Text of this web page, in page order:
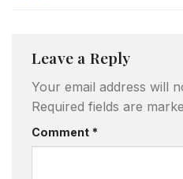
Leave a Reply
Your email address will
Required fields are
Comment *